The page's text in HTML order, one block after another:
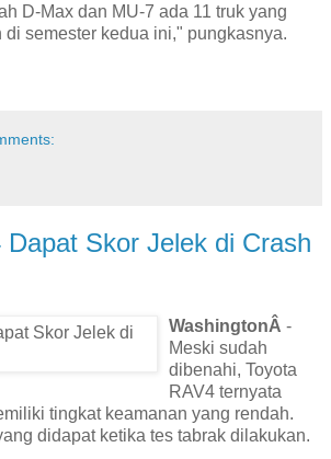
D-Max dan MU-7 ada 11 truk yang
semester kedua ini," pungkasnya.
Dapat Skor Jelek di Crash
WashingtonÂ -
Meski sudah
dibenahi, Toyota
RAV4 ternyata
tingkat keamanan yang rendah.
didapat ketika tes tabrak dilakukan.